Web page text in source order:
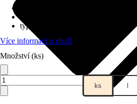
Odolnost vůči povětrnostním
typ nátěru
Více informací o zboží
Množství (ks)
ks l